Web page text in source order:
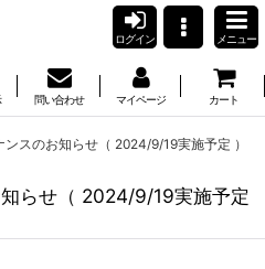
ログイン メニュー
問い合わせ マイページ カート
ンスのお知らせ（ 2024/9/19実施予定 ）
らせ（ 2024/9/19実施予定